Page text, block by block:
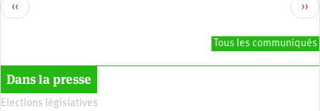
Page
précédente
‹‹ ››
Tous les communiqués
Dans la presse
Elections législatives